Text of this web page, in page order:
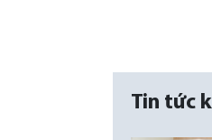
Tin tức